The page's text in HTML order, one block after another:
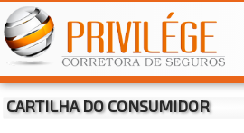
Home
CARTILHA DO CONSUMIDOR